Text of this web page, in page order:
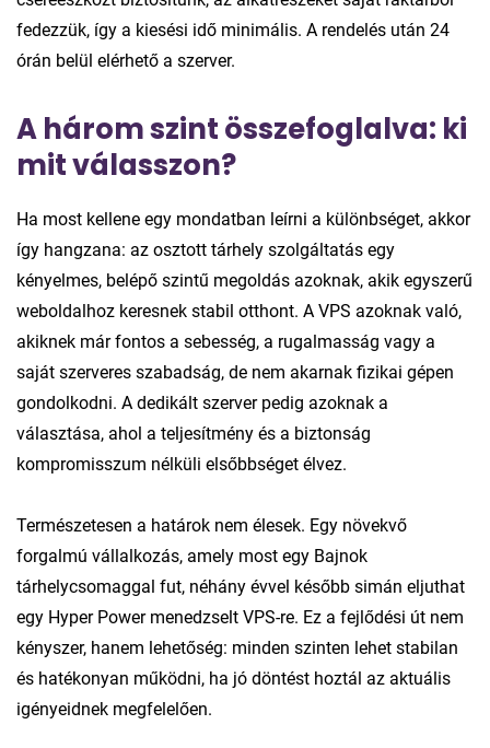
fedezzük, így a kiesési idő minimális. A rendelés után 24
órán belül elérhető a szerver.
A három szint összefoglalva: ki
mit válasszon?
Ha most kellene egy mondatban leírni a különbséget, akkor
így hangzana: az osztott tárhely szolgáltatás egy
kényelmes, belépő szintű megoldás azoknak, akik egyszerű
weboldalhoz keresnek stabil otthont. A VPS azoknak való,
akiknek már fontos a sebesség, a rugalmasság vagy a
saját szerveres szabadság, de nem akarnak fizikai gépen
gondolkodni. A dedikált szerver pedig azoknak a
választása, ahol a teljesítmény és a biztonság
kompromisszum nélküli elsőbbséget élvez.
Természetesen a határok nem élesek. Egy növekvő
forgalmú vállalkozás, amely most egy Bajnok
tárhelycsomaggal fut, néhány évvel később simán eljuthat
egy Hyper Power menedzselt VPS-re. Ez a fejlődési út nem
kényszer, hanem lehetőség: minden szinten lehet stabilan
és hatékonyan működni, ha jó döntést hoztál az aktuális
igényeidnek megfelelően.